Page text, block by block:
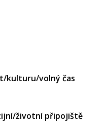
kulturu/volný čas
životní připojiště